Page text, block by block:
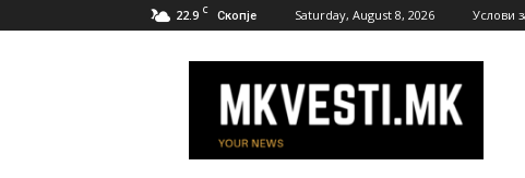
22.9 C Скопје Saturday, August 8, 2026 Услови
Вести